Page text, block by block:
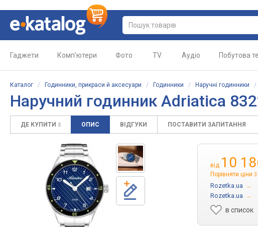
Гаджети Комп'ютери Фото TV Аудіо Побутова
Каталог / Годинники, прикраси й аксесуари / Годинники / Наручні годинники /
Наручний годинник Adriatica
ДЕ КУПИТИ 3 ОПИС ВІДГУКИ ПОСТАВИТИ ЗАПИТАННЯ
від 10
Порівняти ціни 3
Rozetka.ua →
Rozetka.ua →
в список